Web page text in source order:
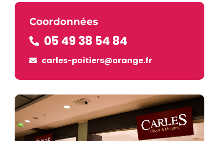
Coordonnées
05 49 38 54 84
carles-poitiers@orange.fr